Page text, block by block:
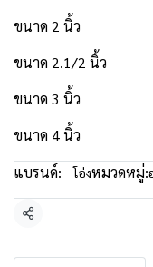
ขนาด 2 นิ้ว
ขนาด 2.1/2 นิ้ว
ขนาด 3 นิ้ว
ขนาด 4 นิ้ว
แบรนด์:
โอ่งหมวดหมู่:
แชร์